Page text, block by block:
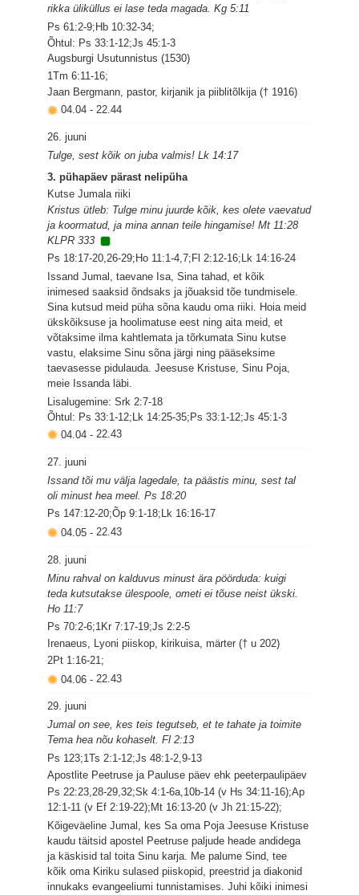
rikka üliküllus ei lase teda magada. Kg 5:11
Ps 61:2-9;Hb 10:32-34;
Õhtul: Ps 33:1-12;Js 45:1-3
Augsburgi Usutunnistus (1530)
1Tm 6:11-16;
Jaan Bergmann, pastor, kirjanik ja piiblitõlkija († 1916)
04.04- 22.44
26. juuni
Tulge, sest kõik on juba valmis! Lk 14:17
3. pühapäev pärast nelipüha
Kutse Jumala riiki
Kristus ütleb: Tulge minu juurde kõik, kes olete vaevatud
ja koormatud, ja mina annan teile hingamise! Mt 11:28
KLPR 333
Ps 18:17-20,26-29;Ho 11:1-4,7;Fl 2:12-16;Lk 14:16-24
Issand Jumal, taevane Isa, Sina tahad, et kõik
inimesed saaksid õndsaks ja jõuaksid tõe tundmisele.
Sina kutsud meid püha sõna kaudu oma riiki. Hoia meid
ükskõiksuse ja hoolimatuse eest ning aita meid, et
võtaksime ilma kahtlemata ja tõrkumata Sinu kutse
vastu, elaksime Sinu sõna järgi ning pääseksime
taevasesse pidulauda. Jeesuse Kristuse, Sinu Poja,
meie Issanda läbi.
Lisalugemine: Srk 2:7-18
Õhtul: Ps 33:1-12;Lk 14:25-35;Ps 33:1-12;Js 45:1-3
04.04-22.43
27. juuni
Issand tõi mu välja lagedale, ta päästis minu, sest tal
oli minust hea meel. Ps 18:20
Ps 147:12-20;Õp 9:1-18;Lk 16:16-17
04.05-22.43
28. juuni
Minu rahval on kalduvus minust ära pöörduda: kuigi
teda kutsutakse ülespoole, ometi ei tõuse neist ükski.
Ho 11:7
Ps 70:2-6;1Kr 7:17-19;Js 2:2-5
Irenaeus, Lyoni piiskop, kirikuisa, märter († u 202)
2Pt 1:16-21;
04.06-22.43
29. juuni
Jumal on see, kes teis tegutseb, et te tahate ja toimite
Tema hea nõu kohaselt. Fl 2:13
Ps 123;1Ts 2:1-12;Js 48:1-2,9-13
Apostlite Peetruse ja Pauluse päev ehk peeterpaulipäev
Ps 22:23,28-29,32;Sk 4:1-6a,10b-14 (v Hs 34:11-16);Ap
12:1-11 (v Ef 2:19-22);Mt 16:13-20 (v Jh 21:15-22);
Kõigeväeline Jumal, kes Sa oma Poja Jeesuse Kristuse
kaudu täitsid apostel Peetruse paljude heade andidega
ja käskisid tal toita Sinu karja. Me palume Sind, tee
kõik oma Kiriku sulased piiskopid, preestrid ja diakonid
innukaks evangeeliumi tunnistamises. Juhi kõiki inimesi